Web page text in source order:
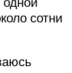
сотни